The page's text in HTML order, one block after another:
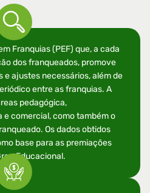
Franquias (PEF) que, a cada
dos franqueados, promove
e ajustes necessários, além de
entre as franquias. A
pedagógica,
comercial, como também o
Os dados obtidos
base para as premiações
Educacional.